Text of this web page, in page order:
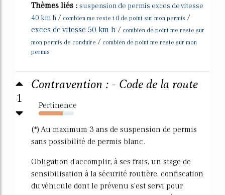
Thèmes liés : suspension de permis exces de vitesse
40 km h / combien me reste t il de point sur mon permis /
exces de vitesse 50 km h / combien de point me reste sur
mon permis de conduire / combien de point me reste sur mon
permis
1
Contravention : - Code de la route
Pertinence
68%
(*) Au maximum 3 ans de suspension de permis
sans possibilité de permis blanc.
Obligation d'accomplir, à ses frais, un stage de
sensibilisation à la sécurité routière, confiscation
du véhicule dont le prévenu s'est servi pour